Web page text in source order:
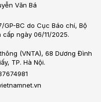
Văn Bá
BC do Cục Báo chí, Bộ
ngày 06/11/2025.
(VNTA), 68 Dương Đình
TP. Hà Nội.